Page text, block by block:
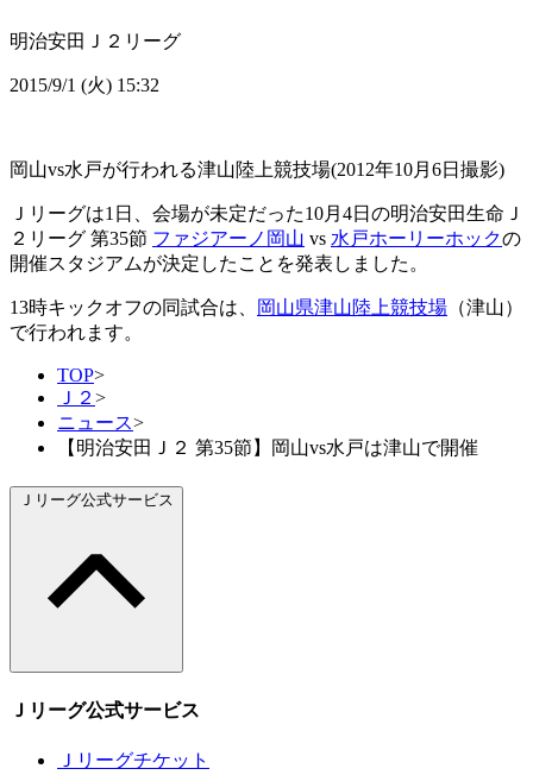
明治安田Ｊ２リーグ
2015/9/1 (火) 15:32
岡山vs水戸が行われる津山陸上競技場(2012年10月6日撮影)
Ｊリーグは1日、会場が未定だった10月4日の明治安田生命Ｊ
２リーグ 第35節 ファジアーノ岡山 vs 水戸ホーリーホックの
開催スタジアムが決定したことを発表しました。
13時キックオフの同試合は、 岡山県津山陸上競技場 （津山）
で行われます。
TOP>
Ｊ２ >
ニュース>
【明治安田Ｊ２ 第35節】岡山vs水戸は津山で開催
Ｊリーグ公式サービス
Ｊリーグ公式サービス
Ｊリーグチケット